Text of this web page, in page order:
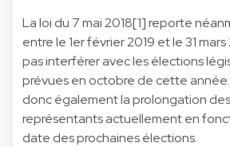
La loi du 7 mai 2018[1] reporte
entre le 1er février 2019 et le 31
pas interférer avec les élections
prévues en octobre de cette
donc également la prolongation
représentants actuellement en
date des prochaines élections.